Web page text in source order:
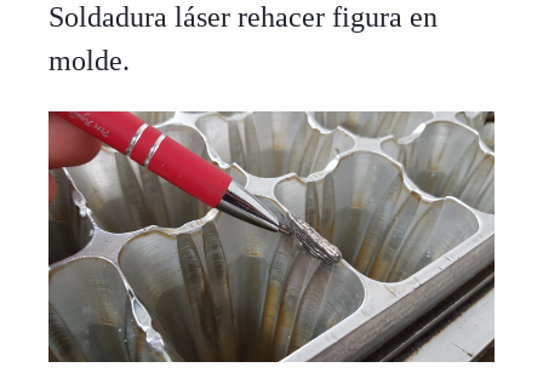
Soldadura láser rehacer figura en
molde.